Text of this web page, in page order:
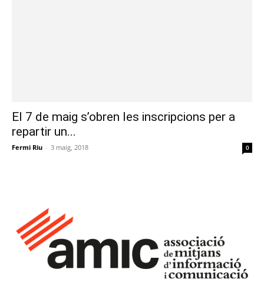
El 7 de maig s’obren les inscripcions per a
repartir un...
Fermi Riu - 3 maig, 2018 0